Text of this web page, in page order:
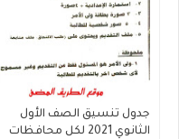
جدول تنسيق الصف الأول
الثانوي 2021 لكل محافظات